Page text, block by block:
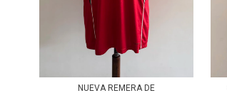
NUEVA REMERA DE